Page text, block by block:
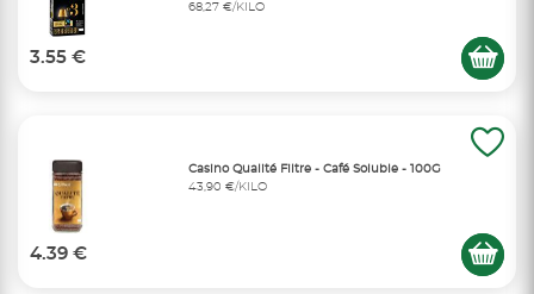
68,27 €/KILO
3.55 €
Casino Qualité Filtre - Café Soluble - 100G
43,90 €/KILO
4.39 €